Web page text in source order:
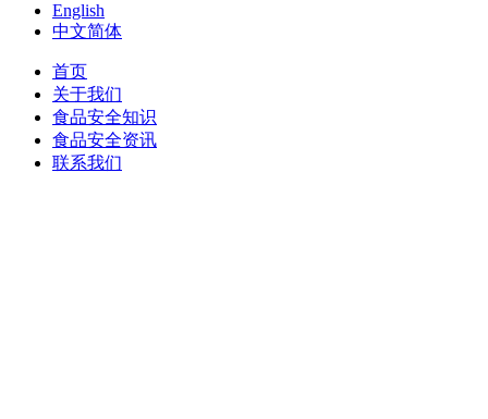
English
中文简体
首页
关于我们
食品安全知识
食品安全资讯
联系我们